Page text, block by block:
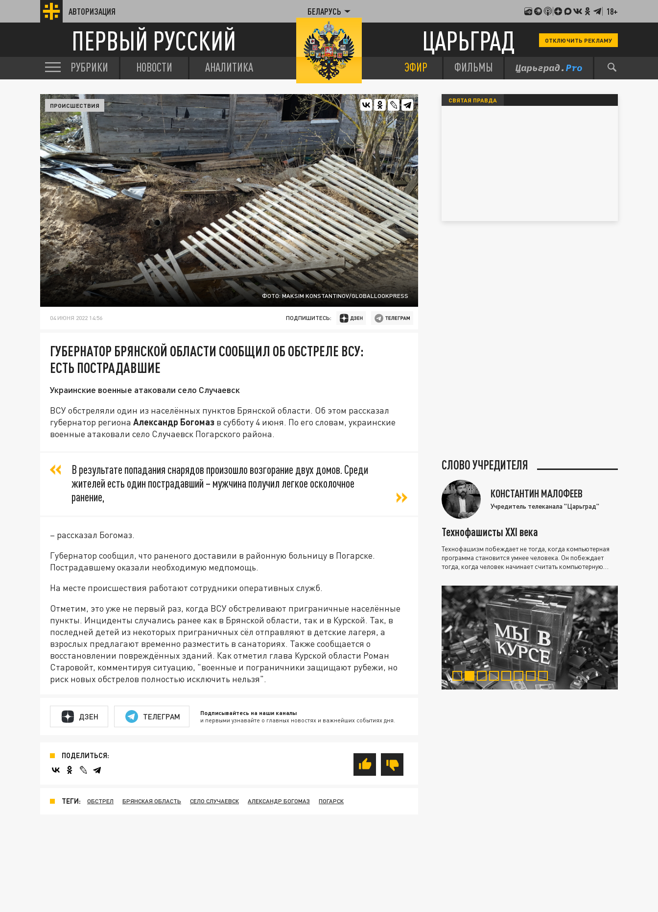
АВТОРИЗАЦИЯ БЕЛАРУСЬ 18+
ПЕРВЫЙ РУССКИЙ ЦАРЬГРАД ОТКЛЮЧИТЬ РЕКЛАМУ
РУБРИКИ НОВОСТИ АНАЛИТИКА ЭФИР ФИЛЬМЫ
ФОТО: MAKSIM KONSTANTINOV/GLOBALLOOKPRESS
ПРОИСШЕСТВИЯ
04 ИЮНЯ 2022 14:56 ПОДПИШИТЕСЬ:
ГУБЕРНАТОР БРЯНСКОЙ ОБЛАСТИ СООБЩИЛ ОБ ОБСТРЕЛЕ ВСУ:
ЕСТЬ ПОСТРАДАВШИЕ
Украинские военные атаковали село Случаевск
ВСУ обстреляли один из населённых пунктов Брянской области. Об этом рассказал
губернатор региона Александр Богомаз в субботу 4 июня. По его словам, украинские
военные атаковали село Случаевск Погарского района.
В результате попадания снарядов произошло возгорание двух домов. Среди
жителей есть один пострадавший – мужчина получил легкое осколочное
ранение,
– рассказал Богомаз.
Губернатор сообщил, что раненого доставили в районную больницу в Погарске.
Пострадавшему оказали необходимую медпомощь.
На месте происшествия работают сотрудники оперативных служб.
Отметим, это уже не первый раз, когда ВСУ обстреливают приграничные населённые
пункты. Инциденты случались ранее как в Брянской области, так и в Курской. Так, в
последней детей из некоторых приграничных сёл отправляют в детские лагеря, а
взрослых предлагают временно разместить в санаториях. Также сообщается о
восстановлении повреждённых зданий. Как отметил глава Курской области Роман
Старовойт, комментируя ситуацию, "военные и пограничники защищают рубежи, но
риск новых обстрелов полностью исключить нельзя".
ДЗЕН ТЕЛЕГРАМ Подписывайтесь на наши каналы
и первыми узнавайте о главных новостях и важнейших событиях дня.
ПОДЕЛИТЬСЯ:
ТЕГИ: ОБСТРЕЛ БРЯНСКАЯ ОБЛАСТЬ СЕЛО СЛУЧАЕВСК АЛЕКСАНДР БОГОМАЗ ПОГАРСК
СВЯТАЯ ПРАВДА
СЛОВО УЧРЕДИТЕЛЯ
КОНСТАНТИН МАЛОФЕЕВ
Учредитель телеканала "Царьград"
Технофашисты XXI века
Технофашизм побеждает не тогда, когда компьютерная
программа становится умнее человека. Он побеждает
тогда, когда человек начинает считать компьютерную